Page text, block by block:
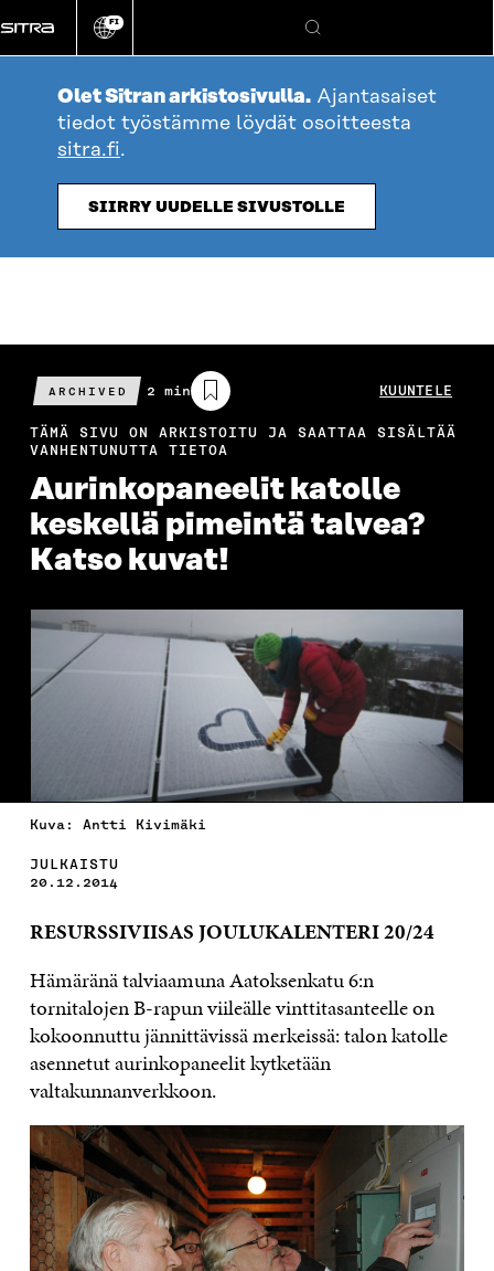
suoraan
sisältöön
Vaihda
kieli
FI
Hae
Olet Sitran arkistosivulla. Ajantasaiset
tiedot työstämme löydät osoitteesta
sitra.fi.
SIIRRY UUDELLE SIVUSTOLLE
ARCHIVED
Arvioitu
lukuaika
2 min KUUNTELE
TÄMÄ SIVU ON ARKISTOITU JA SAATTAA SISÄLTÄÄ
VANHENTUNUTTA TIETOA
Aurinkopaneelit katolle
keskellä pimeintä talvea?
Katso kuvat!
Kuva: Antti Kivimäki
JULKAISTU
20.12.2014
RESURSSIVIISAS JOULUKALENTERI 20/24
Hämäränä talviaamuna Aatoksenkatu 6:n
tornitalojen B-rapun viileälle vinttitasanteelle on
kokoonnuttu jännittävissä merkeissä: talon katolle
asennetut aurinkopaneelit kytketään
valtakunnanverkkoon.